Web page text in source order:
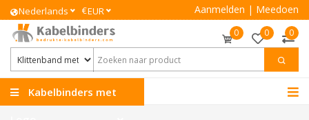
Nederlands €EUR Aanmelden | Meedoen
0 0 0
Kabelbinders met